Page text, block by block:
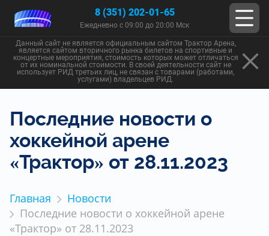
8 (351) 202-01-65
Ежедневно с 09:00 до 20:00 Мск
Данный сайт не является официальным сайтом Трактор Арена,
является сайтом вторичного рынка билетов на спортивные и
концертные мероприятия, стоимость которых может отличаться
от их номинальной стоимости. В своей деятельности сайт не
использует РИД третьих лиц, не связан с товарами (работами,
услугами) владельцев РИД.
Последние новости о
хоккейной арене
«Трактор» от 28.11.2023
Главная
Новости
Последние новости о хоккейной арене
«Трактор» от 28.11.2023